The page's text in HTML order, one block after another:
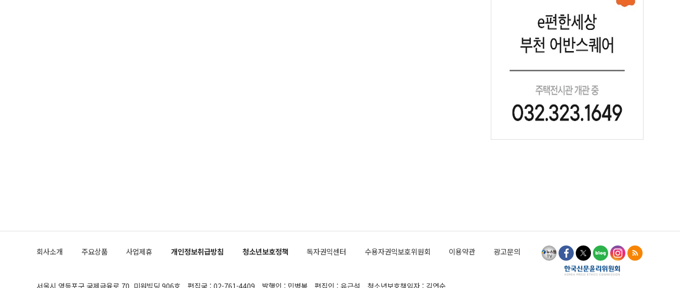
회사소개 주요상품 사업제휴 개인정보취급방침 청소년보호정책 독자권익센터 수용자권익보호위원회 이용약관 광고문의
서울시 영등포구 국제금융로 70, 미원빌딩 906호 편집국 : 02-761-4409 발행인 : 민병복 편집인 : 유근석 청소년보호책임자 : 김연순